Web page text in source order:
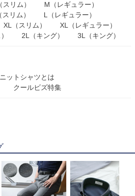
スリム）
M（レギュラー）
スリム）
L（レギュラー）
XL（スリム）
XL（レギュラー）
2L（キング） 3L（キング）
ニットシャツとは
クールビズ特集